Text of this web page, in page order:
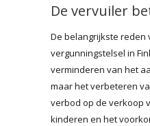
De vervuiler
De belangrijkste reden
vergunningstelsel in
verminderen van het
maar het verbeteren
verbod op de verkoop
kinderen en het